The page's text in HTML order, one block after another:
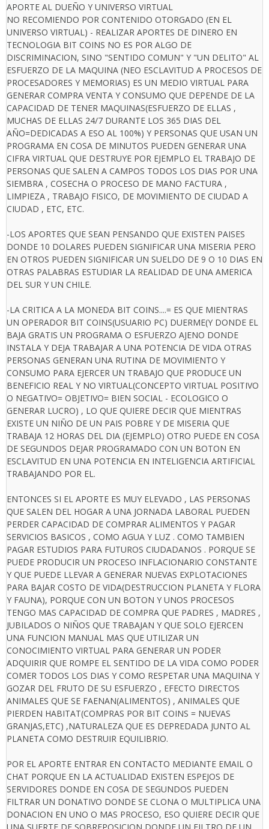
APORTE AL DUEÑO Y UNIVERSO VIRTUAL
NO RECOMIENDO POR CONTENIDO OTORGADO (EN EL
UNIVERSO VIRTUAL) - REALIZAR APORTES DE DINERO EN
TECNOLOGIA BIT COINS NO ES POR ALGO DE
DISCRIMINACION, SINO "SENTIDO COMUN" Y "UN DELITO" AL
ESFUERZO DE LA MAQUINA (NEO ESCLAVITUD A PROCESOS DE
PROCESADORES Y MEMORIAS) ES UN MEDIO VIRTUAL PARA
GENERAR COMPRA VENTA Y CONSUMO QUE DEPENDE DE LA
CAPACIDAD DE TENER MAQUINAS(ESFUERZO DE ELLAS ,
MUCHAS DE ELLAS 24/7 DURANTE LOS 365 DIAS DEL
AÑO=DEDICADAS A ESO AL 100%) Y PERSONAS QUE USAN UN
PROGRAMA EN COSA DE MINUTOS PUEDEN GENERAR UNA
CIFRA VIRTUAL QUE DESTRUYE POR EJEMPLO EL TRABAJO DE
PERSONAS QUE SALEN A CAMPOS TODOS LOS DIAS POR UNA
SIEMBRA , COSECHA O PROCESO DE MANO FACTURA ,
LIMPIEZA , TRABAJO FISICO, DE MOVIMIENTO DE CIUDAD A
CIUDAD , ETC, ETC.
-LOS APORTES QUE SEAN PENSANDO QUE EXISTEN PAISES
DONDE 10 DOLARES PUEDEN SIGNIFICAR UNA MISERIA PERO
EN OTROS PUEDEN SIGNIFICAR UN SUELDO DE 9 O 10 DIAS EN
OTRAS PALABRAS ESTUDIAR LA REALIDAD DE UNA AMERICA
DEL SUR Y UN CHILE.
-LA CRITICA A LA MONEDA BIT COINS....= ES QUE MIENTRAS
UN OPERADOR BIT COINS(USUARIO PC) DUERME(Y DONDE EL
BAJA GRATIS UN PROGRAMA O ESFUERZO AJENO DONDE
INSTALA Y DEJA TRABAJAR A UNA POTENCIA DE VIDA OTRAS
PERSONAS GENERAN UNA RUTINA DE MOVIMIENTO Y
CONSUMO PARA EJERCER UN TRABAJO QUE PRODUCE UN
BENEFICIO REAL Y NO VIRTUAL(CONCEPTO VIRTUAL POSITIVO
O NEGATIVO= OBJETIVO= BIEN SOCIAL - ECOLOGICO O
GENERAR LUCRO) , LO QUE QUIERE DECIR QUE MIENTRAS
EXISTE UN NIÑO DE UN PAIS POBRE Y DE MISERIA QUE
TRABAJA 12 HORAS DEL DIA (EJEMPLO) OTRO PUEDE EN COSA
DE SEGUNDOS DEJAR PROGRAMADO CON UN BOTON EN
ESCLAVITUD EN UNA POTENCIA EN INTELIGENCIA ARTIFICIAL
TRABAJANDO POR EL.
ENTONCES SI EL APORTE ES MUY ELEVADO , LAS PERSONAS
QUE SALEN DEL HOGAR A UNA JORNADA LABORAL PUEDEN
PERDER CAPACIDAD DE COMPRAR ALIMENTOS Y PAGAR
SERVICIOS BASICOS , COMO AGUA Y LUZ . COMO TAMBIEN
PAGAR ESTUDIOS PARA FUTUROS CIUDADANOS . PORQUE SE
PUEDE PRODUCIR UN PROCESO INFLACIONARIO CONSTANTE
Y QUE PUEDE LLEVAR A GENERAR NUEVAS EXPLOTACIONES
PARA BAJAR COSTO DE VIDA(DESTRUCCION PLANETA Y FLORA
Y FAUNA), PORQUE CON UN BOTON Y UNOS PROCESOS
TENGO MAS CAPACIDAD DE COMPRA QUE PADRES , MADRES ,
JUBILADOS O NIÑOS QUE TRABAJAN Y QUE SOLO EJERCEN
UNA FUNCION MANUAL MAS QUE UTILIZAR UN
CONOCIMIENTO VIRTUAL PARA GENERAR UN PODER
ADQUIRIR QUE ROMPE EL SENTIDO DE LA VIDA COMO PODER
COMER TODOS LOS DIAS Y COMO RESPETAR UNA MAQUINA Y
GOZAR DEL FRUTO DE SU ESFUERZO , EFECTO DIRECTOS
ANIMALES QUE SE FAENAN(ALIMENTOS) , ANIMALES QUE
PIERDEN HABITAT(COMPRAS POR BIT COINS = NUEVAS
GRANJAS,ETC) ,NATURALEZA QUE ES DEPREDADA JUNTO AL
PLANETA COMO DESTRUIR EQUILIBRIO.
POR EL APORTE ENTRAR EN CONTACTO MEDIANTE EMAIL O
CHAT PORQUE EN LA ACTUALIDAD EXISTEN ESPEJOS DE
SERVIDORES DONDE EN COSA DE SEGUNDOS PUEDEN
FILTRAR UN DONATIVO DONDE SE CLONA O MULTIPLICA UNA
DONACION EN UNO O MAS PROCESO, ESO QUIERE DECIR QUE